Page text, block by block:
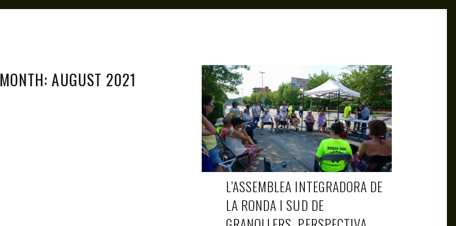
MONTH: AUGUST 2021 ALBERT HOLA AUG 5, 2021
L’ASSEMBLEA INTEGRADORA DE
LA RONDA I SUD DE